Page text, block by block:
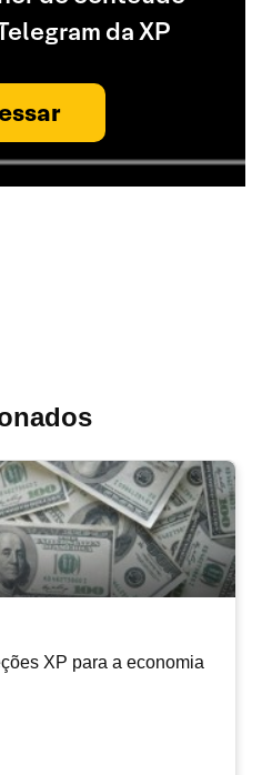
da XP
XP para a economia